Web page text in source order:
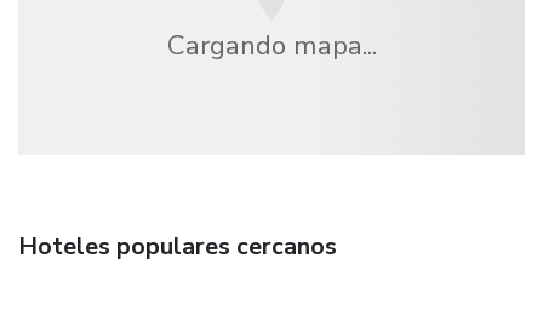
Cargando mapa...
Hoteles populares cercanos